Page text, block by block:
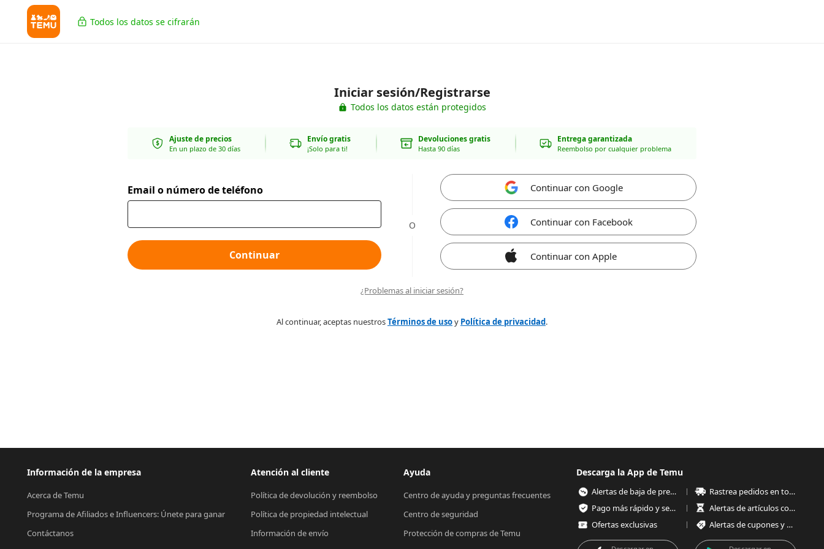
Todos los datos se cifrarán
Iniciar sesión/Registrarse
Todos los datos están protegidos
Ajuste de precios
En un plazo de 30 días
Envío gratis
¡Solo para ti!
Devoluciones gratis
Hasta 90 días
Entrega garantizada
Reembolso por cualquier problema
Email o número de teléfono
Continuar
O
Continuar con Google
Continuar con Facebook
Continuar con Apple
¿Problemas al iniciar sesión?
Al continuar, aceptas nuestrosTérminos de usoy Política de privacidad.
Información de la empresa
Acerca de Temu
Programa de Afiliados e Influencers: Únete para ganar
Contáctanos
Atención al cliente
Política de devolución y reembolso
Política de propiedad intelectual
Información de envío
Ayuda
Centro de ayuda y preguntas frecuentes
Centro de seguridad
Protección de compras de Temu
Descarga la App de Temu
Alertas de baja de precios
Rastrea pedidos en todo momento
Pago más rápido y seguro
Alertas de artículos con poco stock
Ofertas exclusivas
Alertas de cupones y ofertas